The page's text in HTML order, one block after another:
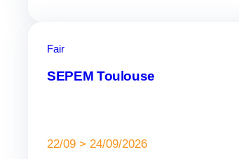
Fair
SEPEM Toulouse
22/09 > 24/09/2026